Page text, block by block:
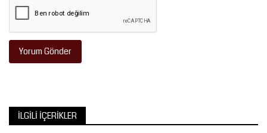
Yorum Gönder
İLGILI İÇERIKLER